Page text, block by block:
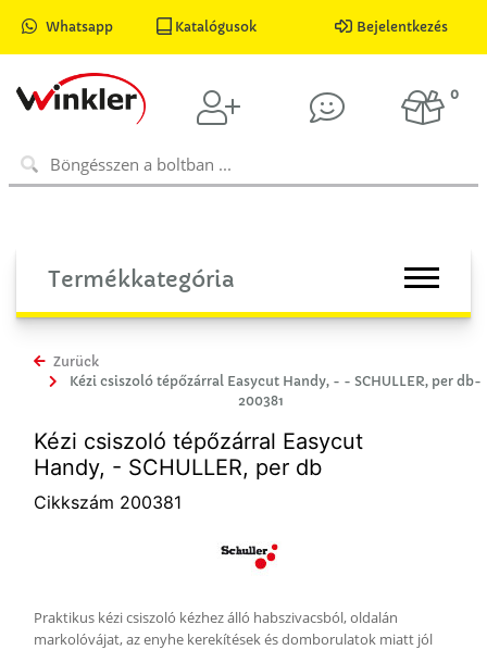
Whatsapp Katalógusok Bejelentkezés
0
Termékkategória
Zurück
Kézi csiszoló tépőzárral Easycut Handy, - - SCHULLER, per db-
200381
Kézi csiszoló tépőzárral Easycut
Handy, - SCHULLER, per db
Cikkszám 200381
Praktikus kézi csiszoló kézhez álló habszivacsból, oldalán
markolóvájat, az enyhe kerekítések és domborulatok miatt jól